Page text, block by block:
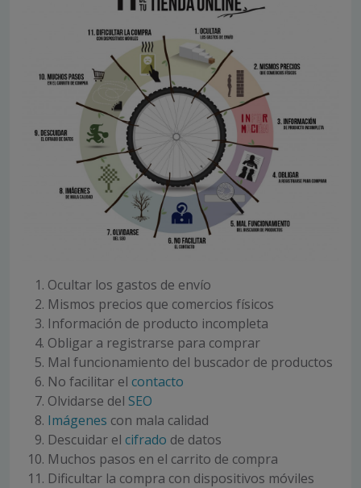
Ocultar los gastos de envío
Mismos precios que comercios físicos
Información de producto incompleta
Obligar a registrarse para comprar
Mal funcionamiento del buscador de productos
No facilitar el contacto
Olvidarse del SEO
Imágenes con mala calidad
Descuidar el cifrado de datos
Muchos pasos en el carrito de compra
Dificultar la compra con dispositivos móviles